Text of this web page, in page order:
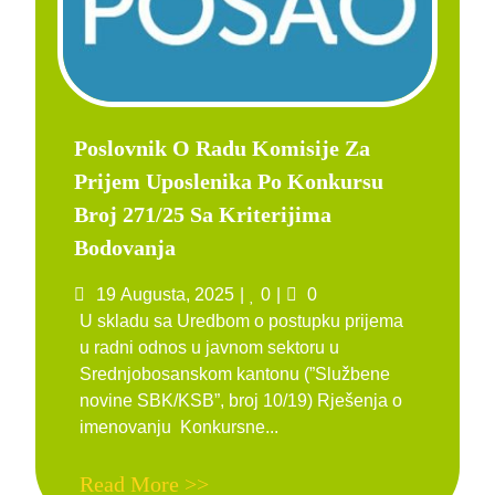
Poslovnik O Radu Komisije Za
Prijem Uposlenika Po Konkursu
Broj 271/25 Sa Kriterijima
Bodovanja
Posted
on
19 Augusta, 2025 Likes
0 Comments
0
U skladu sa Uredbom o postupku prijema
u radni odnos u javnom sektoru u
Srednjobosanskom kantonu (”Službene
novine SBK/KSB”, broj 10/19) Rješenja o
imenovanju Konkursne...
Read More >>